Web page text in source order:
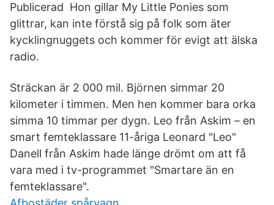
Publicerad Hon gillar My Little Ponies som
glittrar, kan inte förstå sig på folk som äter
kycklingnuggets och kommer för evigt att älska
radio.
Sträckan är 2 000 mil. Björnen simmar 20
kilometer i timmen. Men hen kommer bara orka
simma 10 timmar per dygn. Leo från Askim – en
smart femteklassare 11-åriga Leonard "Leo"
Danell från Askim hade länge drömt om att få
vara med i tv-programmet "Smartare än en
femteklassare".